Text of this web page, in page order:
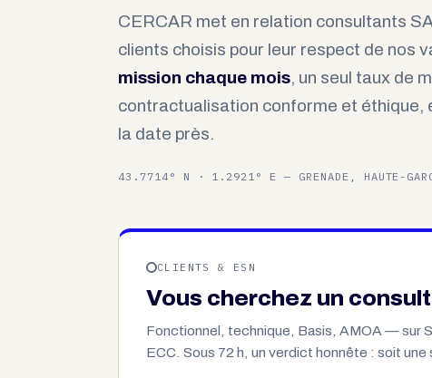
CERCAR met en relation consultants
clients choisis pour leur respect de nos
mission chaque mois, un seul taux de
contractualisation conforme et éthique,
la date près.
43.7714° N · 1.2921° E — GRENADE, HAUTE-
CLIENTS & ESN
Vous cherchez un
Fonctionnel, technique, Basis, AMOA — sur
ECC. Sous 72 h, un verdict honnête : soit une